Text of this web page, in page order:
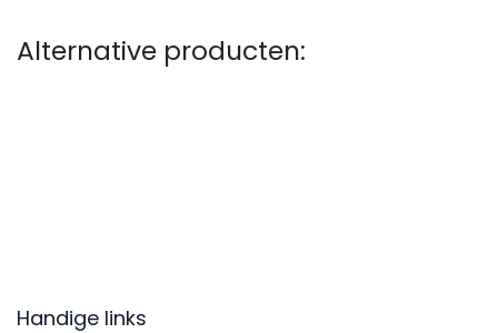
Alternative producten:
Handige links